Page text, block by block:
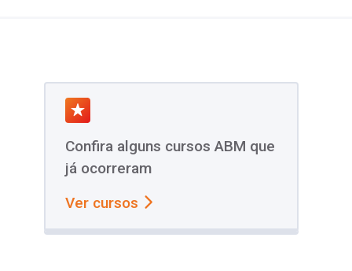
Confira alguns cursos ABM que
já ocorreram
Ver cursos